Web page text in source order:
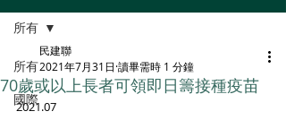
所有
國際
所有
70歲或以上長者可領即日籌接種疫苗
民建聯
2021年7月31日 讀畢需時 1 分鐘
2021.07